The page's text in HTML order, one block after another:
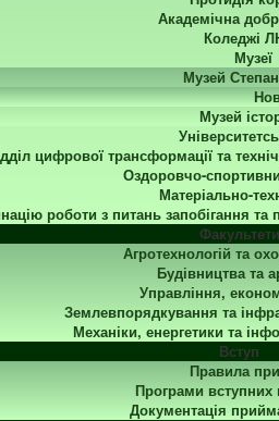
Академічна
Коледжі
Музеї
Музей
Музей
цифрової трансформації та
Оздоровчо-
Матеріально-
роботи з питань запобігання
Факультети
Агротехнологій та
Будівництва та
Управління,
Землевпорядкування та
Механіки, енергетики та
Вступ
Правила
Програми
Документація